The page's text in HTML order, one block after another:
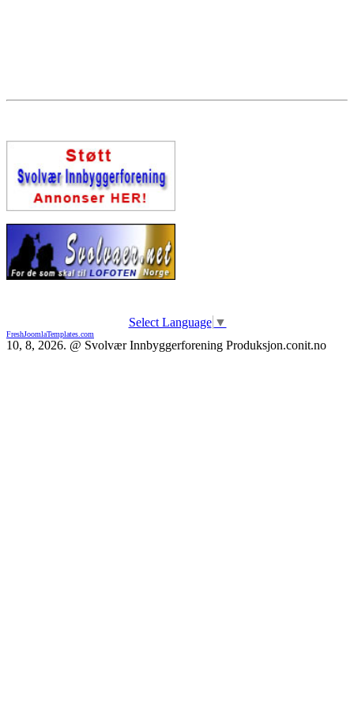
Select Language ▼
FreshJoomlaTemplates.com
10, 8, 2026. @ Svolvær Innbyggerforening Produksjon.conit.no